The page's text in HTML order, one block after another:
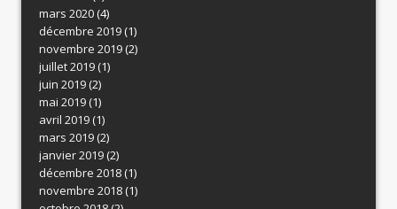
mars 2020(4)
décembre 2019(1)
novembre 2019(2)
juillet 2019(1)
juin 2019(2)
mai 2019(1)
avril 2019(1)
mars 2019(2)
janvier 2019(2)
décembre 2018(1)
novembre 2018(1)